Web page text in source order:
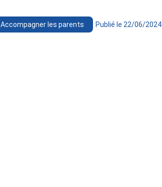
Accompagner les parents Publié le 22/06/2024